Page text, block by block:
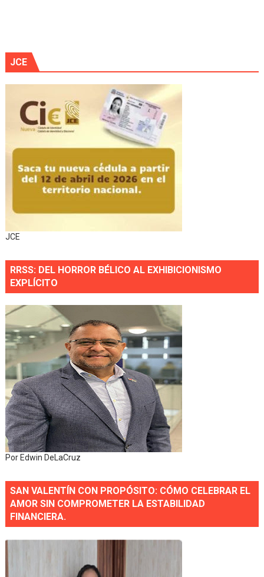
JCE
JCE
RRSS: DEL HORROR BÉLICO AL EXHIBICIONISMO
EXPLÍCITO
Por Edwin DeLaCruz
SAN VALENTÍN CON PROPÓSITO: CÓMO CELEBRAR EL
AMOR SIN COMPROMETER LA ESTABILIDAD
FINANCIERA.